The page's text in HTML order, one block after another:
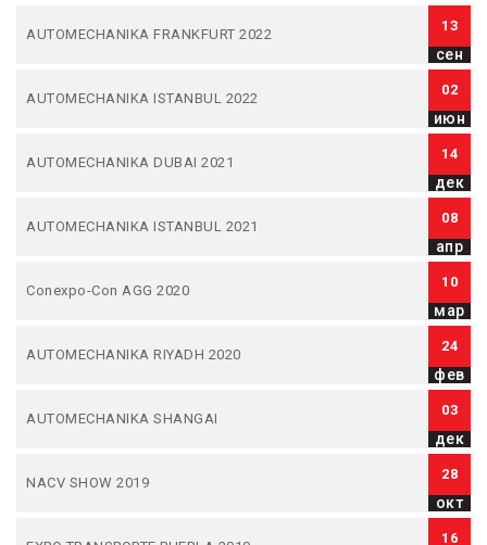
AUTOMECHANIKA FRANKFURT 2022
13
сен
AUTOMECHANIKA ISTANBUL 2022
02
июн
AUTOMECHANIKA DUBAI 2021
14
дек
AUTOMECHANIKA ISTANBUL 2021
08
апр
Conexpo-Con AGG 2020
10
мар
AUTOMECHANIKA RIYADH 2020
24
фев
AUTOMECHANIKA SHANGAI
03
дек
NACV SHOW 2019
28
окт
16